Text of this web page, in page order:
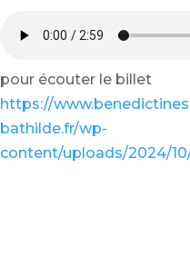
pour écouter le billet
https://
bathilde.fr/wp-
content/uploads/2024/